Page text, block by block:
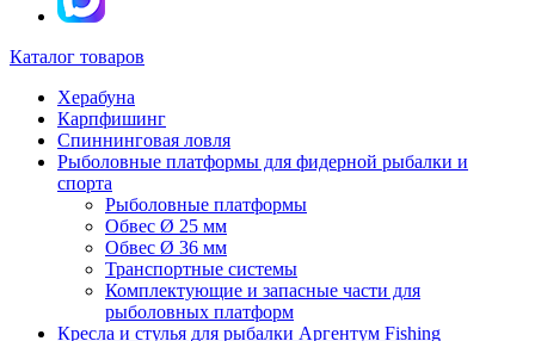
Каталог товаров
Херабуна
Карпфишинг
Спиннинговая ловля
Рыболовные платформы для фидерной рыбалки и
спорта
Рыболовные платформы
Обвес Ø 25 мм
Обвес Ø 36 мм
Транспортные системы
Комплектующие и запасные части для
рыболовных платформ
Кресла и стулья для рыбалки Аргентум Fishing